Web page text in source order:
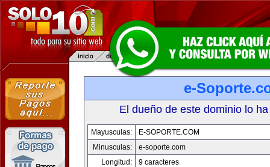
e-
El dueño de este dominio lo
Mayusculas:
E-SOPORTE.COM
Minusculas:
e-soporte.com
Longitud:
9 caracteres